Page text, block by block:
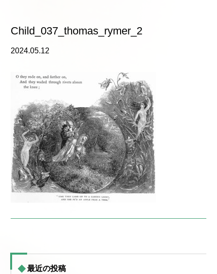
Child_037_thomas_rymer_2
2024.05.12
最近の投稿